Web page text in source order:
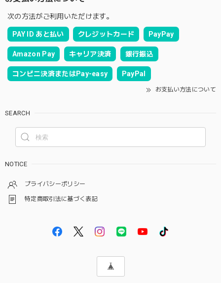
次の方法がご利用いただけます。
PAY ID あと払い クレジットカード PayPay
Amazon Pay キャリア決済 銀行振込
コンビニ決済またはPay-easy PayPal
お支払い方法について
SEARCH
NOTICE
プライバシーポリシー
特定商取引法に基づく表記